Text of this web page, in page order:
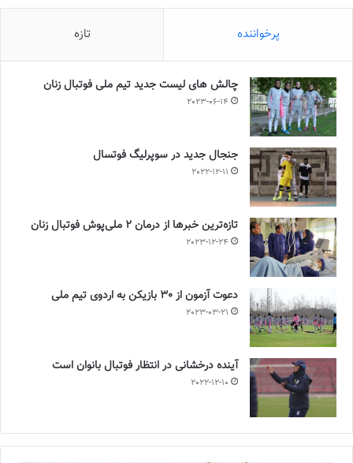
پرخواننده تازه
چالش هاى ليست جدید تيم ملى فوتبال زنان
2023-06-14
جنجال جدید در سوپرلیگ فوتسال
2022-12-11
تازه‌ترین خبرها از درمان ۲ ملی‌پوش فوتبال زنان
2023-12-24
دعوت آزمون از 30 بازیکن به اردوی تیم ملی
2023-03-21
آینده درخشانی در انتظار فوتبال بانوان است
2022-12-10